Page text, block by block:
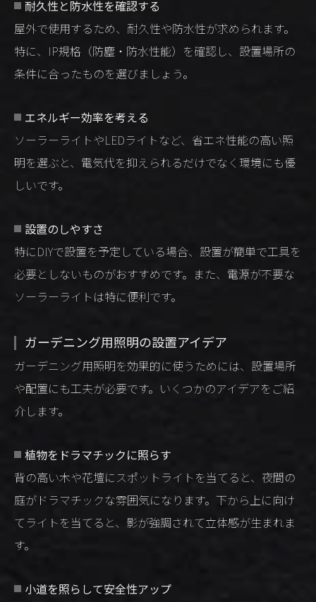
耐久性と防水性を確認する
屋外で使用するため、耐久性や防水性が求められます。
特に、IP規格（防塵・防水性能）を確認し、設置場所の
条件に合ったものを選びましょう。
エネルギー効率を考える
ソーラーライトやLEDライトなど、省エネ性能の高い照
明を選ぶと、電気代を抑えられるだけでなく環境にも優
しいです。
設置のしやすさ
特にDIYで設置を予定している場合、設置が簡単で工具を
必要としないものがおすすめです。また、電源が不要な
ソーラーライトは特に便利です。
ガーデニング用照明の設置アイデア
ガーデニング用照明を効果的に使うためには、設置場所
や配置にも工夫が必要です。いくつかのアイデアをご紹
介します。
植物をドラマチックに照らす
背の高い木や花壇にスポットライトを当てると、夜間の
庭がドラマチックな雰囲気になります。下から上に向け
てライトを当てると、影が強調されて立体感が生まれま
す。
小道を照らして安全性アップ